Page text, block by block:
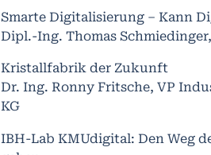
Smarte Digitalisierung – Kann
Dipl.-Ing. Thomas
Kristallfabrik der Zukunft
Dr. Ing. Ronny Fritsche, VP
KG
IBH­-Lab KMUdigital: Den Weg